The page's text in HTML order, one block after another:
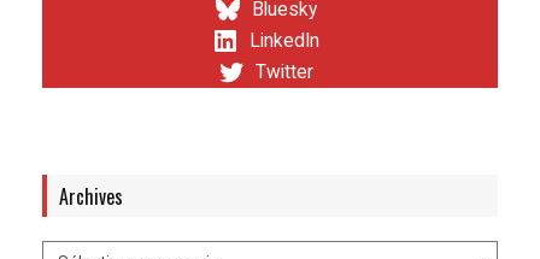
Bluesky
LinkedIn
Twitter
Archives